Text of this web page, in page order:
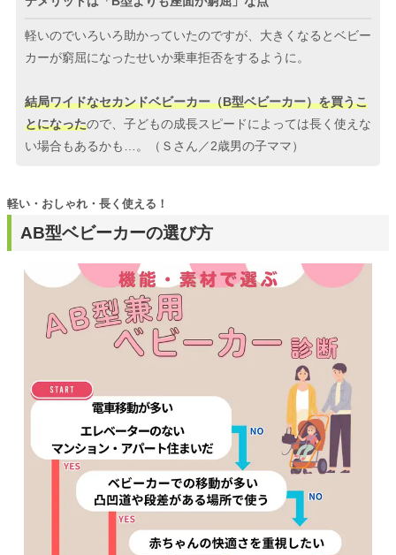
軽いのでいろいろ助かっていたのですが、大きくなるとベビー
カーが窮屈になったせいか乗車拒否をするように。
結局ワイドなセカンドベビーカー（B型ベビーカー）を買うこ
とになったので、子どもの成長スピードによっては長く使えな
い場合もあるかも…。（Ｓさん／2歳男の子ママ）
AB型ベビーカーの選び方
軽い・おしゃれ・長く使える！